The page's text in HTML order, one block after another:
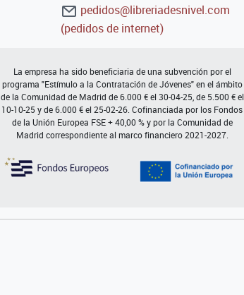
pedidos@libreriadesnivel.com
(pedidos de internet)
La empresa ha sido beneficiaria de una subvención por el
programa "Estímulo a la Contratación de Jóvenes" en el ámbito
de la Comunidad de Madrid de 6.000 € el 30-04-25, de 5.500 € el
10-10-25 y de 6.000 € el 25-02-26. Cofinanciada por los Fondos
de la Unión Europea FSE + 40,00 % y por la Comunidad de
Madrid correspondiente al marco financiero 2021-2027.